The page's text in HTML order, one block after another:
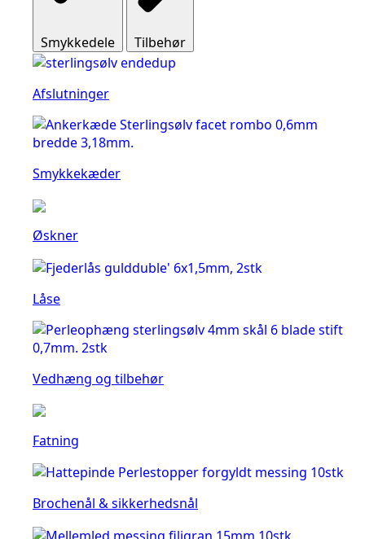
Smykkedele Tilbehør
Afslutninger
Smykkekæder
Øskner
Låse
Vedhæng og tilbehør
Fatning
Brochenål & sikkerhedsnål